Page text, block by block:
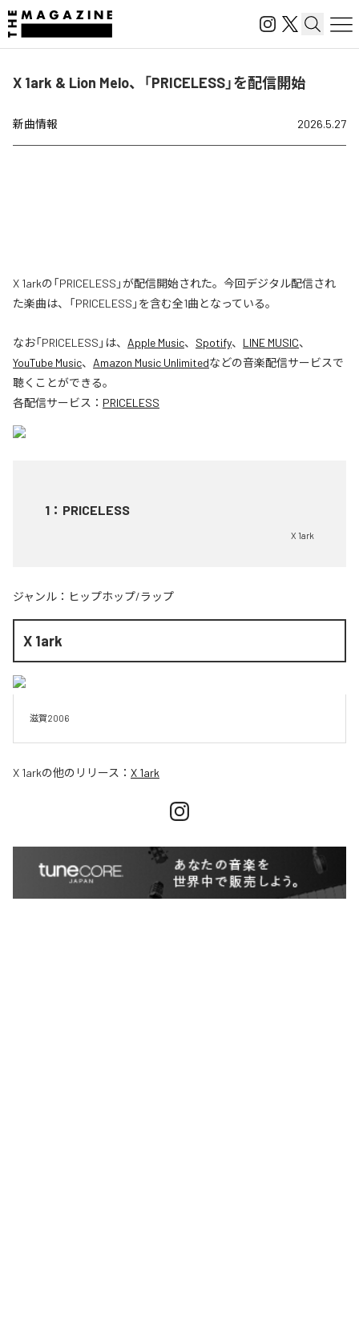
X 1ark & Lion Melo、「PRICELESS」を配信開始
新曲情報 2026.5.27
X 1arkの「PRICELESS」が配信開始された。今回デジタル配信され
た楽曲は、「PRICELESS」を含む全1曲となっている。
なお「PRICELESS 」は、 Apple Music、 Spotify、 LINE MUSIC、
YouTube Music、 Amazon Music Unlimitedなどの音楽配信サービスで
聴くことができる。
各配信サービス： PRICELESS
1 ： PRICELESS
X 1ark
ジャンル： ヒップホップ/ラップ
X 1ark
滋賀2006
X 1arkの他のリリース： X 1ark